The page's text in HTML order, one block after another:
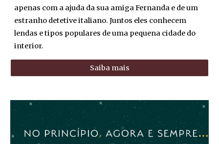
apenas com a ajuda da sua amiga Fernanda e de um
estranho detetive italiano. Juntos eles conhecem
lendas e tipos populares de uma pequena cidade do
interior.
Saiba mais